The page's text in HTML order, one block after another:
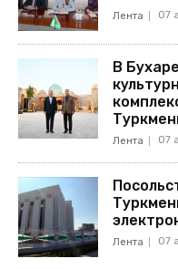
Лента 07
В
Лента 07
Лента 07